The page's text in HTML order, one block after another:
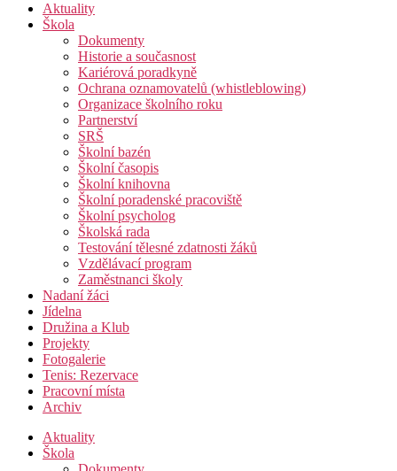
Aktuality
Škola
Dokumenty
Historie a současnost
Kariérová poradkyně
Ochrana oznamovatelů (whistleblowing)
Organizace školního roku
Partnerství
SRŠ
Školní bazén
Školní časopis
Školní knihovna
Školní poradenské pracoviště
Školní psycholog
Školská rada
Testování tělesné zdatnosti žáků
Vzdělávací program
Zaměstnanci školy
Nadaní žáci
Jídelna
Družina a Klub
Projekty
Fotogalerie
Tenis: Rezervace
Pracovní místa
Archiv
Aktuality
Škola